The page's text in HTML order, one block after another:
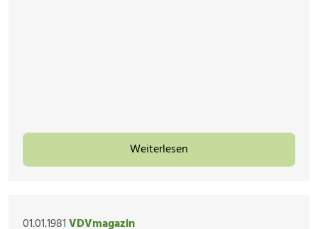
Weiterlesen
01.01.1981VDVmagazin